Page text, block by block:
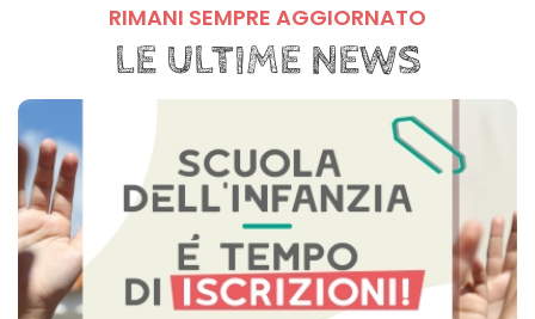
RIMANI SEMPRE AGGIORNATO
LE ULTIME NEWS